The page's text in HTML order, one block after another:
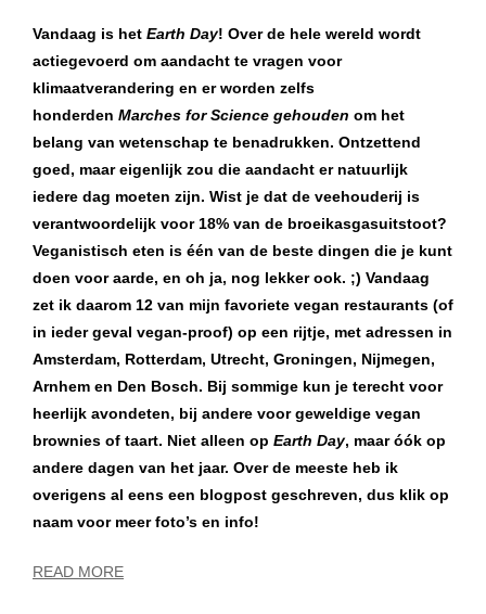
Vandaag is het Earth Day! Over de hele wereld wordt
actiegevoerd om aandacht te vragen voor
klimaatverandering en er worden zelfs
honderden Marches for Science gehouden om het
belang van wetenschap te benadrukken. Ontzettend
goed, maar eigenlijk zou die aandacht er natuurlijk
iedere dag moeten zijn. Wist je dat de veehouderij is
verantwoordelijk voor 18% van de broeikasgasuitstoot?
Veganistisch eten is één van de beste dingen die je kunt
doen voor aarde, en oh ja, nog lekker ook. ;) Vandaag
zet ik daarom 12 van mijn favoriete vegan restaurants (of
in ieder geval vegan-proof) op een rijtje, met adressen in
Amsterdam, Rotterdam, Utrecht, Groningen, Nijmegen,
Arnhem en Den Bosch. Bij sommige kun je terecht voor
heerlijk avondeten, bij andere voor geweldige vegan
brownies of taart. Niet alleen op Earth Day, maar óók op
andere dagen van het jaar. Over de meeste heb ik
overigens al eens een blogpost geschreven, dus klik op
naam voor meer foto’s en info!
READ MORE